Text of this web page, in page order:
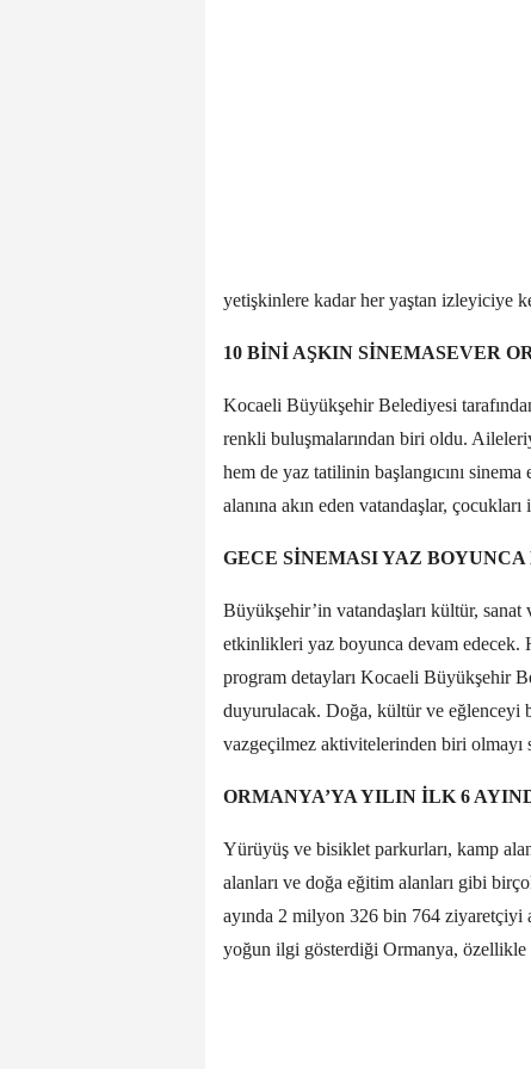
yetişkinlere kadar her yaştan izleyiciye
10 BİNİ AŞKIN SİNEMASEVER
Kocaeli Büyükşehir Belediyesi
renkli buluşmalarından biri oldu.
hem de yaz tatilinin başlangıcını
alanına akın eden vatandaşlar,
GECE SİNEMASI YAZ
Büyükşehir’in vatandaşları kültür, sanat
etkinlikleri yaz boyunca devam
program detayları Kocaeli Büyükşehir
duyurulacak. Doğa, kültür ve eğlenceyi
vazgeçilmez aktivitelerinden biri olmayı
ORMANYA’YA YILIN İLK 6
Yürüyüş ve bisiklet parkurları, kamp
alanları ve doğa eğitim alanları gibi
ayında 2 milyon 326 bin 764 ziyaretçiyi
yoğun ilgi gösterdiği Ormanya, özellikle